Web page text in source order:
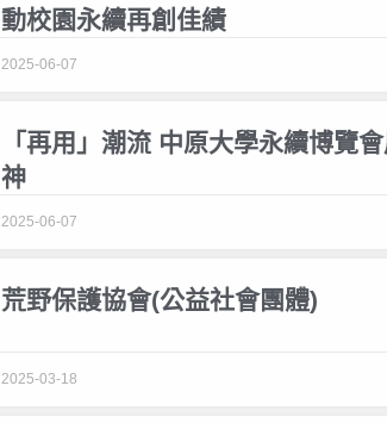
動校園永續再創佳績
2025-06-07
「再用」潮流 中原大學永續博覽
神
2025-06-07
荒野保護協會(公益社會團體)
2025-03-18